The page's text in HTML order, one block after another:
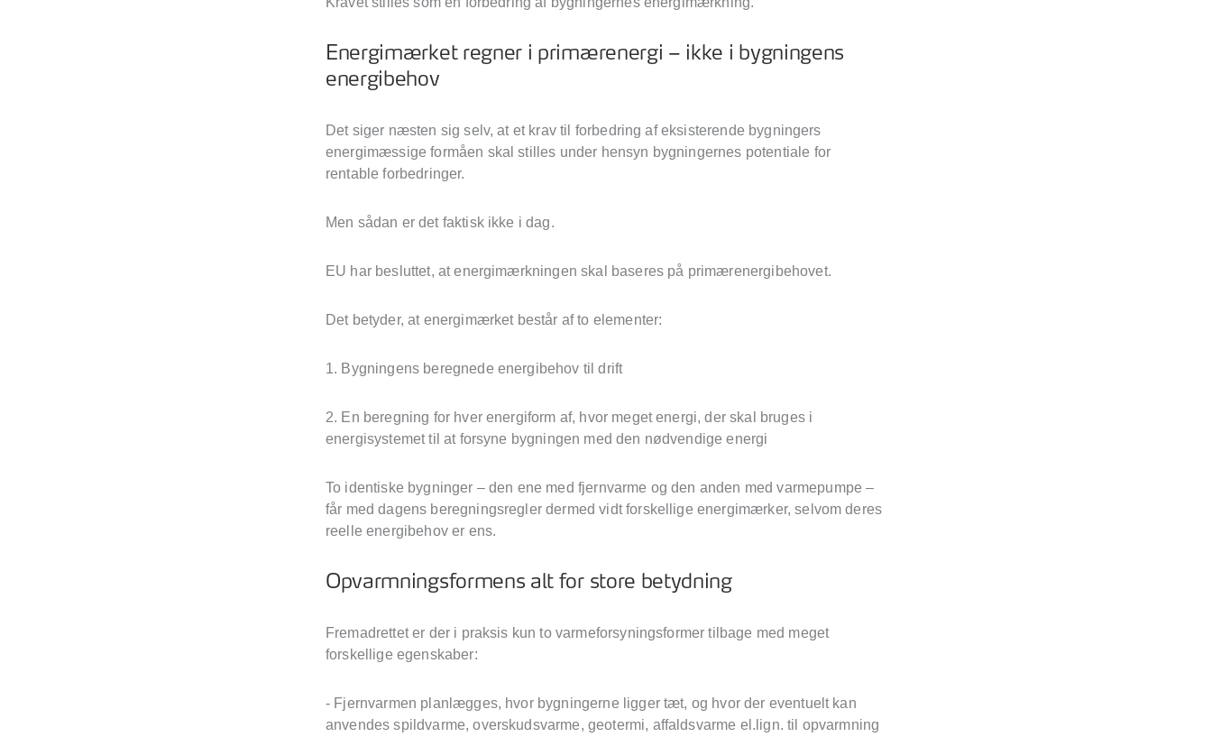
Energimærket regner i primærenergi – ikke i bygningens
energibehov
Det siger næsten sig selv, at et krav til forbedring af eksisterende bygningers
energimæssige formåen skal stilles under hensyn bygningernes potentiale for
rentable forbedringer.
Men sådan er det faktisk ikke i dag.
EU har besluttet, at energimærkningen skal baseres på primærenergibehovet.
Det betyder, at energimærket består af to elementer:
1. Bygningens beregnede energibehov til drift
2. En beregning for hver energiform af, hvor meget energi, der skal bruges i
energisystemet til at forsyne bygningen med den nødvendige energi
To identiske bygninger – den ene med fjernvarme og den anden med varmepumpe –
får med dagens beregningsregler dermed vidt forskellige energimærker, selvom deres
reelle energibehov er ens.
Opvarmningsformens alt for store betydning
Fremadrettet er der i praksis kun to varmeforsyningsformer tilbage med meget
forskellige egenskaber:
- Fjernvarmen planlægges, hvor bygningerne ligger tæt, og hvor der eventuelt kan
anvendes spildvarme, overskudsvarme, geotermi, affaldsvarme el.lign. til opvarmning